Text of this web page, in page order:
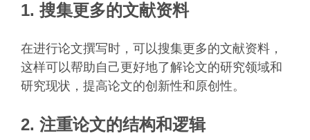
1. 搜集更多的文献资料
在进行论文撰写时，可以搜集更多的文献资料，
这样可以帮助自己更好地了解论文的研究领域和
研究现状，提高论文的创新性和原创性。
2. 注重论文的结构和逻辑